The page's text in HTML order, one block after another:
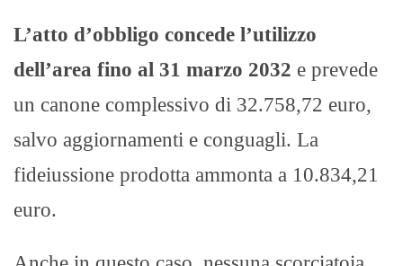
L’atto d’obbligo concede l’utilizzo
dell’area fino al 31 marzo 2032 e prevede
un canone complessivo di 32.758,72 euro,
salvo aggiornamenti e conguagli. La
fideiussione prodotta ammonta a 10.834,21
euro.